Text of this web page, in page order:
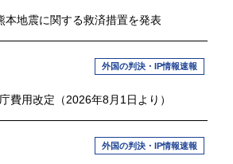
本地震に関する救済措置を発表
外国の判決・IP情報速報
費用改定（2026年8月1日より）
外国の判決・IP情報速報